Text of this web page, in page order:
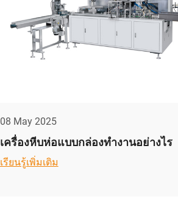
08 May 2025
เครื่องหีบห่อแบบกล่องทำงานอย่างไร
เรียนรู้เพิ่มเติม